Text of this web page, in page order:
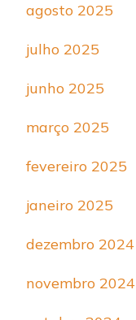
agosto 2025
julho 2025
junho 2025
março 2025
fevereiro 2025
janeiro 2025
dezembro 2024
novembro 2024